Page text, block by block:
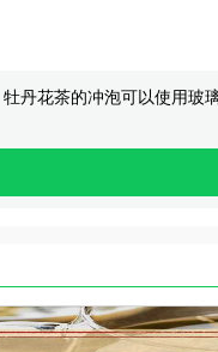
丹花茶的冲泡可以使用